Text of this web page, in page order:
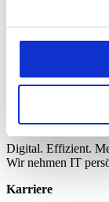
Die VRG steht mit
HR-Prozesse und
Datenaustausch
Schulungen &
Digital. Effizient.
Wir nehmen IT
Karriere